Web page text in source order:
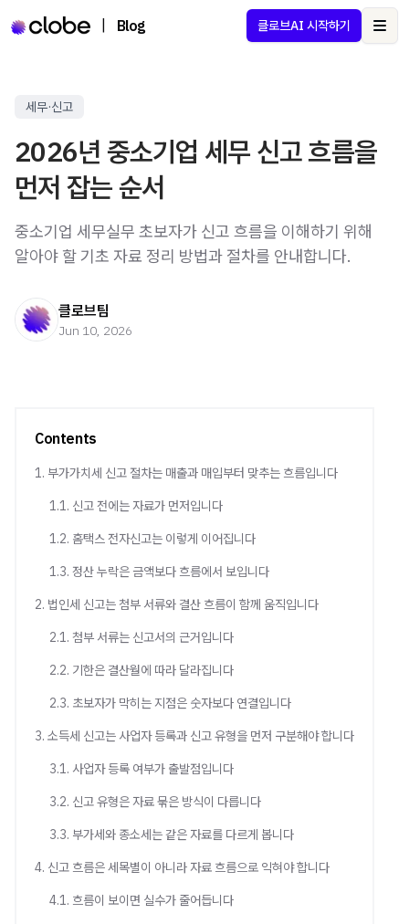
Blog 클로브AI 시작하기
세무·신고
2026년 중소기업 세무 신고 흐름을
먼저 잡는 순서
중소기업 세무실무 초보자가 신고 흐름을 이해하기 위해
알아야 할 기초 자료 정리 방법과 절차를 안내합니다.
클로브팀
Jun 10, 2026
Contents
1. 부가가치세 신고 절차는 매출과 매입부터 맞추는 흐름입니다
1.1. 신고 전에는 자료가 먼저입니다
1.2. 홈택스 전자신고는 이렇게 이어집니다
1.3. 정산 누락은 금액보다 흐름에서 보입니다
2. 법인세 신고는 첨부 서류와 결산 흐름이 함께 움직입니다
2.1. 첨부 서류는 신고서의 근거입니다
2.2. 기한은 결산월에 따라 달라집니다
2.3. 초보자가 막히는 지점은 숫자보다 연결입니다
3. 소득세 신고는 사업자 등록과 신고 유형을 먼저 구분해야 합니다
3.1. 사업자 등록 여부가 출발점입니다
3.2. 신고 유형은 자료 묶은 방식이 다릅니다
3.3. 부가세와 종소세는 같은 자료를 다르게 봅니다
4. 신고 흐름은 세목별이 아니라 자료 흐름으로 익혀야 합니다
4.1. 흐름이 보이면 실수가 줄어듭니다